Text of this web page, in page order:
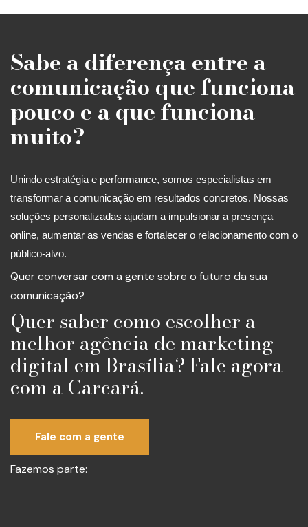
Sabe a diferença entre a
comunicação que funciona
pouco e a que funciona
muito?
Unindo estratégia e performance, somos especialistas em
transformar a comunicação em resultados concretos. Nossas
soluções personalizadas ajudam a impulsionar a presença
online, aumentar as vendas e fortalecer o relacionamento com o
público-alvo.
Quer conversar com a gente sobre o futuro da sua
comunicação?
Quer saber como escolher a
melhor agência de marketing
digital em Brasília? Fale agora
com a Carcará.
Fale com a gente
Fazemos parte: